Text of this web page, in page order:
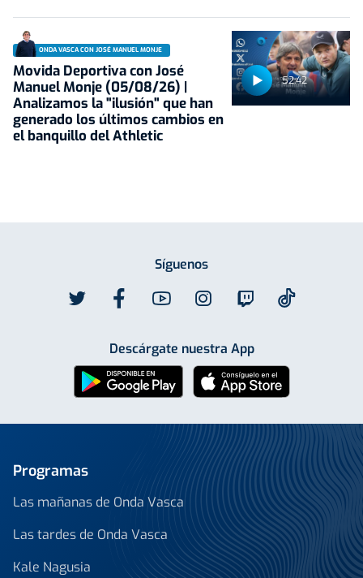
52:42
ONDA VASCA CON JOSÉ MANUEL MONJE
Movida Deportiva con José
Manuel Monje (05/08/26) |
Analizamos la "ilusión" que han
generado los últimos cambios en
el banquillo del Athletic
Síguenos
Descárgate nuestra App
Programas
Las mañanas de Onda Vasca
Las tardes de Onda Vasca
Kale Nagusia